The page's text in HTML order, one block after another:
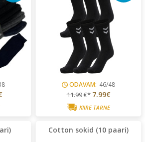
ODAVAM: 46/48
11.99€* 7.99€
KIIRE TARNE
Cotton sokid (10 paari)